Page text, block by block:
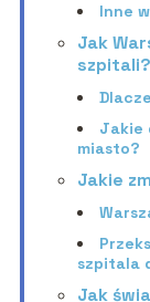
Inne
Jak
szpitali?
Jakie
miasto?
Jakie
szpitala
Jak